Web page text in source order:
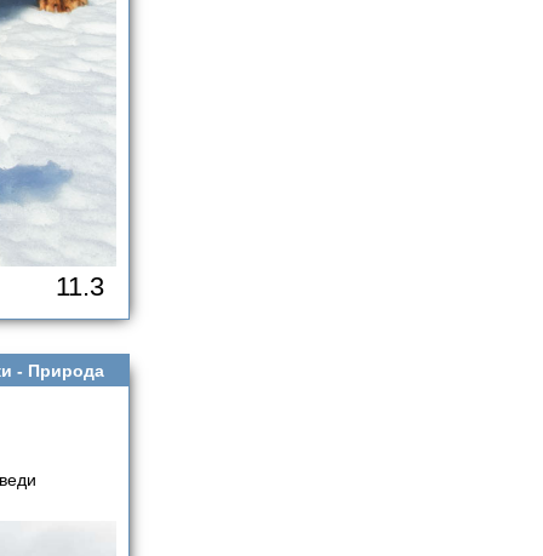
11.3
- Природа